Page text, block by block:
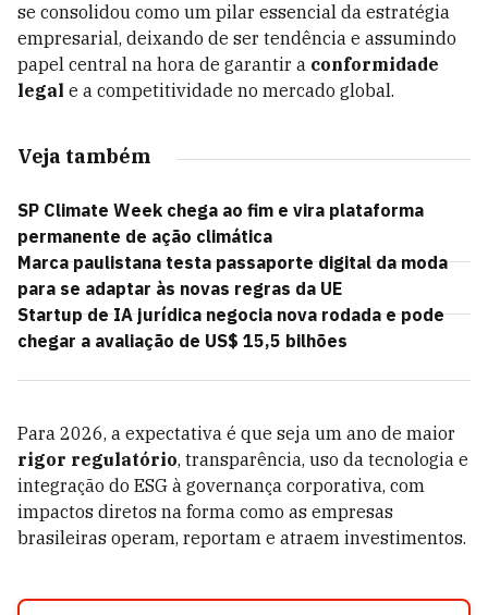
se consolidou como um pilar essencial da estratégia
empresarial, deixando de ser tendência e assumindo
papel central na hora de garantir a conformidade
legal e a competitividade no mercado global.
Veja também
SP Climate Week chega ao fim e vira plataforma
permanente de ação climática
Marca paulistana testa passaporte digital da moda
para se adaptar às novas regras da UE
Startup de IA jurídica negocia nova rodada e pode
chegar a avaliação de US$ 15,5 bilhões
Para 2026, a expectativa é que seja um ano de maior
rigor regulatório, transparência, uso da tecnologia e
integração do ESG à governança corporativa, com
impactos diretos na forma como as empresas
brasileiras operam, reportam e atraem investimentos.